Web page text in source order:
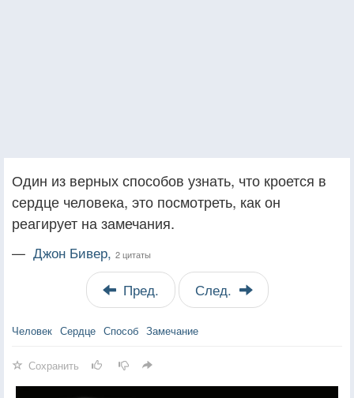
Один из верных способов узнать, что кроется в
сердце человека, это посмотреть, как он
реагирует на замечания.
— Джон Бивер, 2 цитаты
Пред. След.
Человек Сердце Способ Замечание
Сохранить